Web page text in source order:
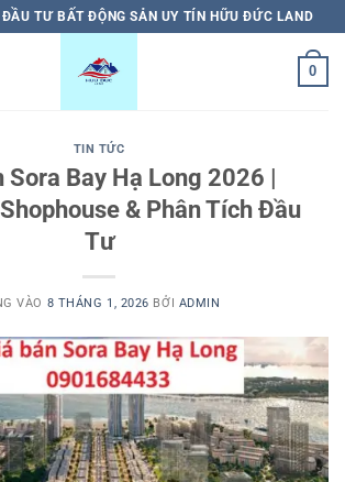
ĐẦU TƯ BẤT ĐỘNG SẢN UY TÍN HỮU ĐỨC LAND
0
TIN TỨC
Sora Bay Hạ Long 2026 |
& Phân Tích Đầu
Tư
VÀO 8 THÁNG 1, 2026 BỞI ADMIN